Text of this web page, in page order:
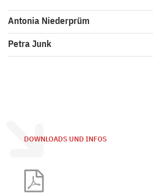
Antonia Niederprüm
Petra Junk
DOWNLOADS UND INFOS